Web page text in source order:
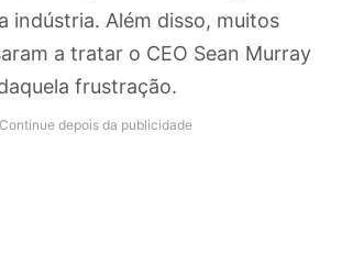
indústria. Além disso, muitos
a tratar o CEO Sean Murray
frustração.
Continue depois da publicidade